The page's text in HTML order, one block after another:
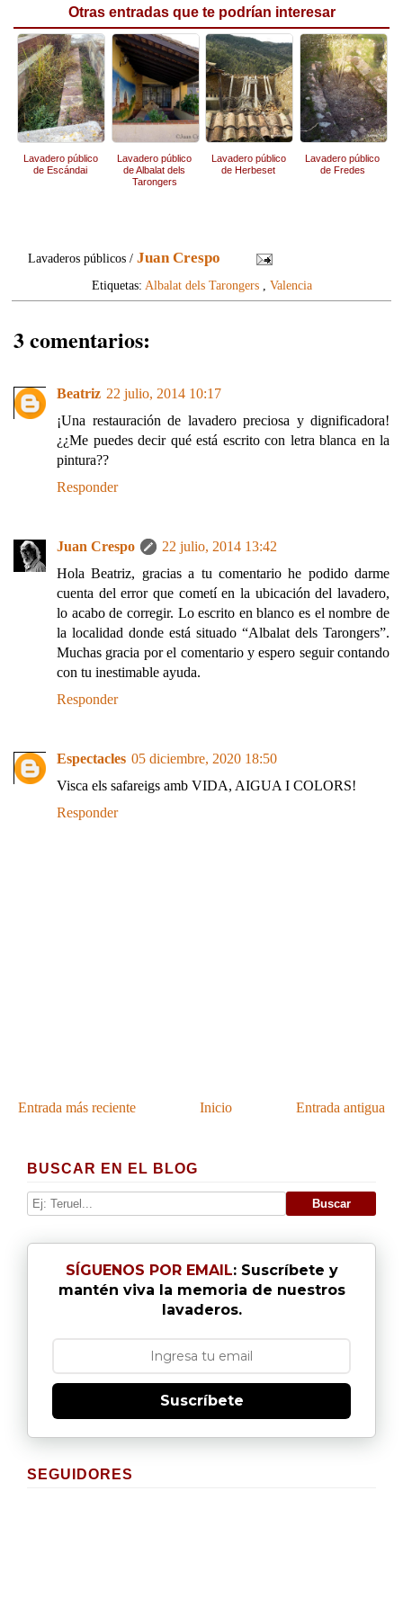
Otras entradas que te podrían interesar
Lavadero público
de Escándai
Lavadero público
de Albalat dels
Tarongers
Lavadero público
de Herbeset
Lavadero público
de Fredes
Lavaderos públicos /Juan Crespo
Etiquetas: Albalat dels Tarongers, Valencia
3 comentarios:
Beatriz 22 julio, 2014 10:17
¡Una restauración de lavadero preciosa y dignificadora!
¿¿Me puedes decir qué está escrito con letra blanca en la
pintura??
Responder
Juan Crespo
22 julio, 2014 13:42
Hola Beatriz, gracias a tu comentario he podido darme
cuenta del error que cometí en la ubicación del lavadero,
lo acabo de corregir. Lo escrito en blanco es el nombre de
la localidad donde está situado “Albalat dels Tarongers”.
Muchas gracia por el comentario y espero seguir contando
con tu inestimable ayuda.
Responder
Espectacles 05 diciembre, 2020 18:50
Visca els safareigs amb VIDA, AIGUA I COLORS!
Responder
Entrada más reciente Entrada antigua
Inicio
BUSCAR EN EL BLOG
SÍGUENOS POR EMAIL: Suscríbete y
mantén viva la memoria de nuestros
lavaderos.
Suscríbete
SEGUIDORES